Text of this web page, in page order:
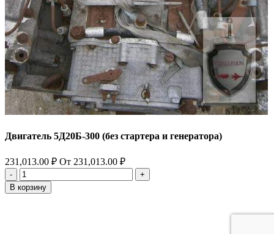
Двигатель 5Д20Б-300 (без стартера и генератора)
231,013.00 ₽ От 231,013.00 ₽
Количество
товара
Двигатель
В корзину